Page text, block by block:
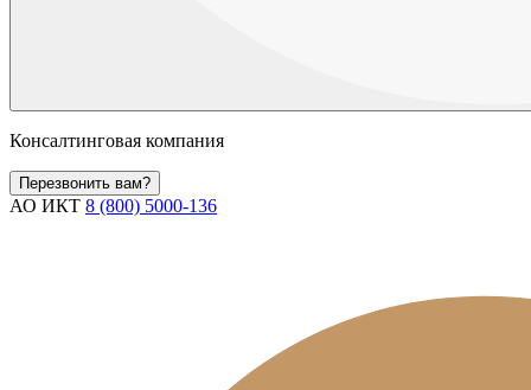
Консалтинговая компания
Перезвонить вам?
АО ИКТ 8 (800) 5000-136